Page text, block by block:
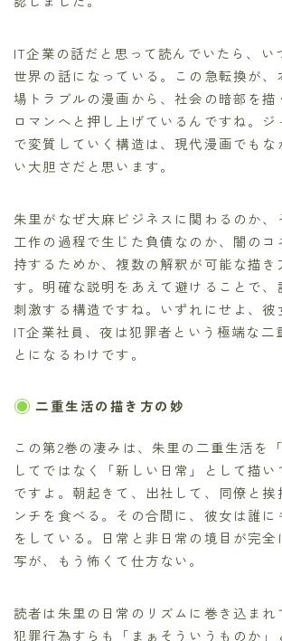
IT企業の話だと思って読んでいたら、い
世界の話になっている。この急転換が
場トラブルの漫画から、社会の暗部を描
ロマンへと押し上げているんですね。ジ
で変質していく構造は、現代漫画でもな
い大胆さだと思います。
朱里がなぜ大麻ビジネスに関わるのか、
工作の過程で生じた負債なのか、闇のコ
持するためか、複数の解釈が可能な描き
す。明確な説明をあえて避けることで、
刺激する構造ですね。いずれにせよ、彼
IT企業社員、夜は犯罪者という極端な二
とになるわけです。
二重生活の描き方の妙
この第2巻の凄みは、朱里の二重生活を
してではなく「新しい日常」として描い
ですよ。朝起きて、出社して、同僚と挨
ンチを食べる。その合間に、彼女は誰に
をしている。日常と非日常の境目が完全
写が、もう怖くて仕方ない。
読者は朱里の日常のリズムに巻き込まれ
犯罪行為すらも「まぁそういうものか」